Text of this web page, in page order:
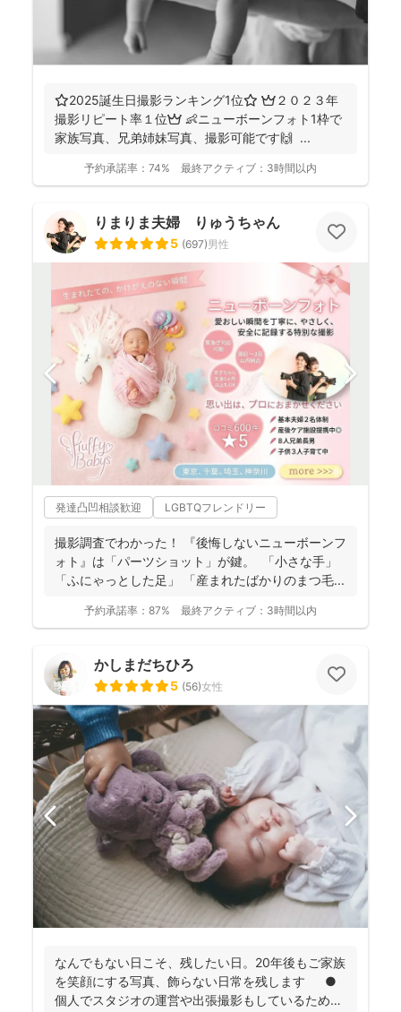
⭐️2025誕生日撮影ランキング1位⭐️ 👑２０２３年
撮影リピート率１位👑 👶ニューボーンフォト1枠で
家族写真、兄弟姉妹写真、撮影可能です🙌 ...
予約承諾率： 74% 最終アクティブ： 3時間以内
りまりま夫婦 りゅうちゃん
5 (697)男性
発達凸凹相談歓迎 LGBTQフレンドリー
撮影調査でわかった！ 『後悔しないニューボーンフ
ォト』は「パーツショット」が鍵。 「小さな手」
「ふにゃっとした足」 「産まれたばかりのまつ毛...
予約承諾率： 87% 最終アクティブ： 3時間以内
かしまだちひろ
5 (56)女性
なんでもない日こそ、残したい日。20年後もご家族
を笑顔にする写真、飾らない日常を残します ●
個人でスタジオの運営や出張撮影もしているため、